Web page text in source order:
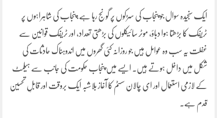
ایک سنجیدہ سوال جو پنجاب کی سڑکوں پر گونج رہا ہے،پنجاب کی شاہراہوں پر
ٹریفک کا بڑھتا ہوا دباؤ، موٹر سائیکلوں کی بڑھتی تعداد، اور ٹریفک قوانین سے
غفلت یہ سب وہ عوامل ہیں جو روزانہ کئی گھروں میں اندوہناک حادثات کی
شکل میں داخل ہوتے ہیں۔ ایسے میں پنجاب حکومت کی جانب سے ہیلمٹ
کے لازمی استعمال اور ای چالان سسٹم کا آغاز بلاشبہ ایک بروقت اور قابلِ تحسین
قدم ہے۔